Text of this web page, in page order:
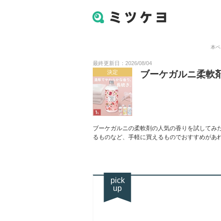
本
最終更新日：2026/08/04
決定
ブーケガルニ柔軟
ブーケガルニの柔軟剤の人気の香りを試して
るものなど、手軽に買えるものでおすすめがあ
pick
up